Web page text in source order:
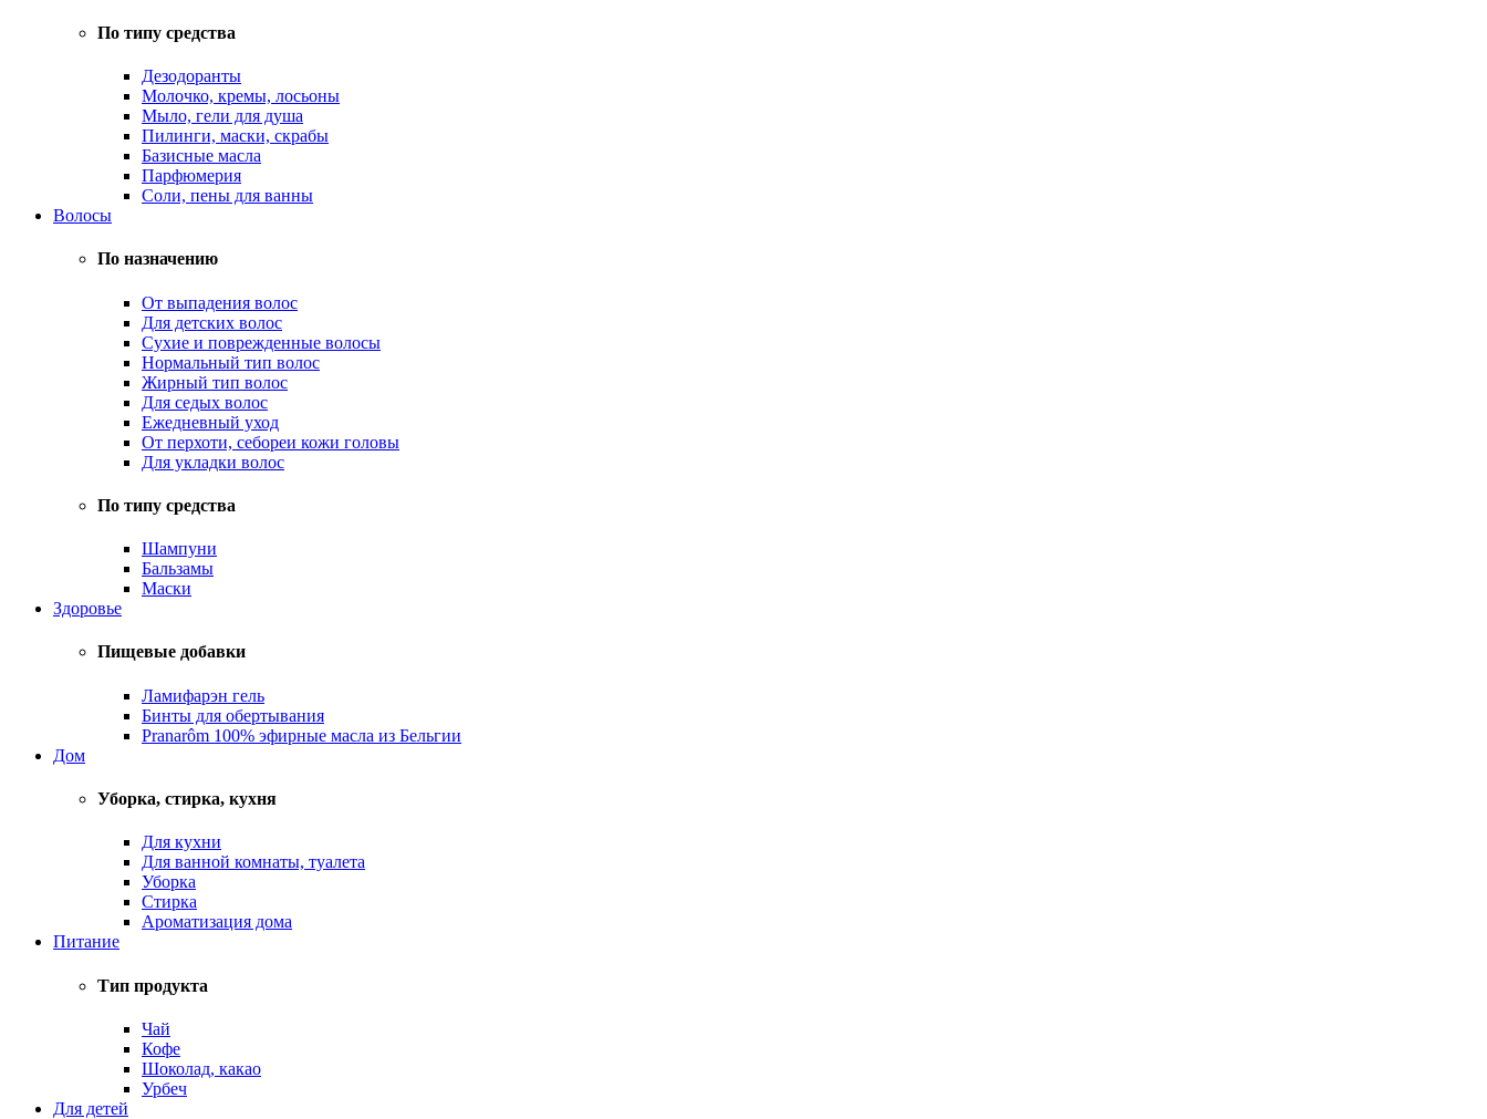
По типу средства
Дезодоранты
Молочко, кремы, лосьоны
Мыло, гели для душа
Пилинги, маски, скрабы
Базисные масла
Парфюмерия
Соли, пены для ванны
Волосы
По назначению
От выпадения волос
Для детских волос
Сухие и поврежденные волосы
Нормальный тип волос
Жирный тип волос
Для седых волос
Ежедневный уход
От перхоти, себореи кожи головы
Для укладки волос
По типу средства
Шампуни
Бальзамы
Маски
Здоровье
Пищевые добавки
Ламифарэн гель
Бинты для обертывания
Pranarôm 100% эфирные масла из Бельгии
Дом
Уборка, стирка, кухня
Для кухни
Для ванной комнаты, туалета
Уборка
Стирка
Ароматизация дома
Питание
Тип продукта
Чай
Кофе
Шоколад, какао
Урбеч
Для детей